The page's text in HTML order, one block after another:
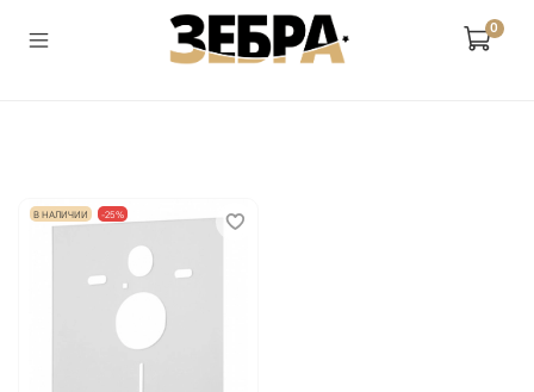
0
В НАЛИЧИИ -25%